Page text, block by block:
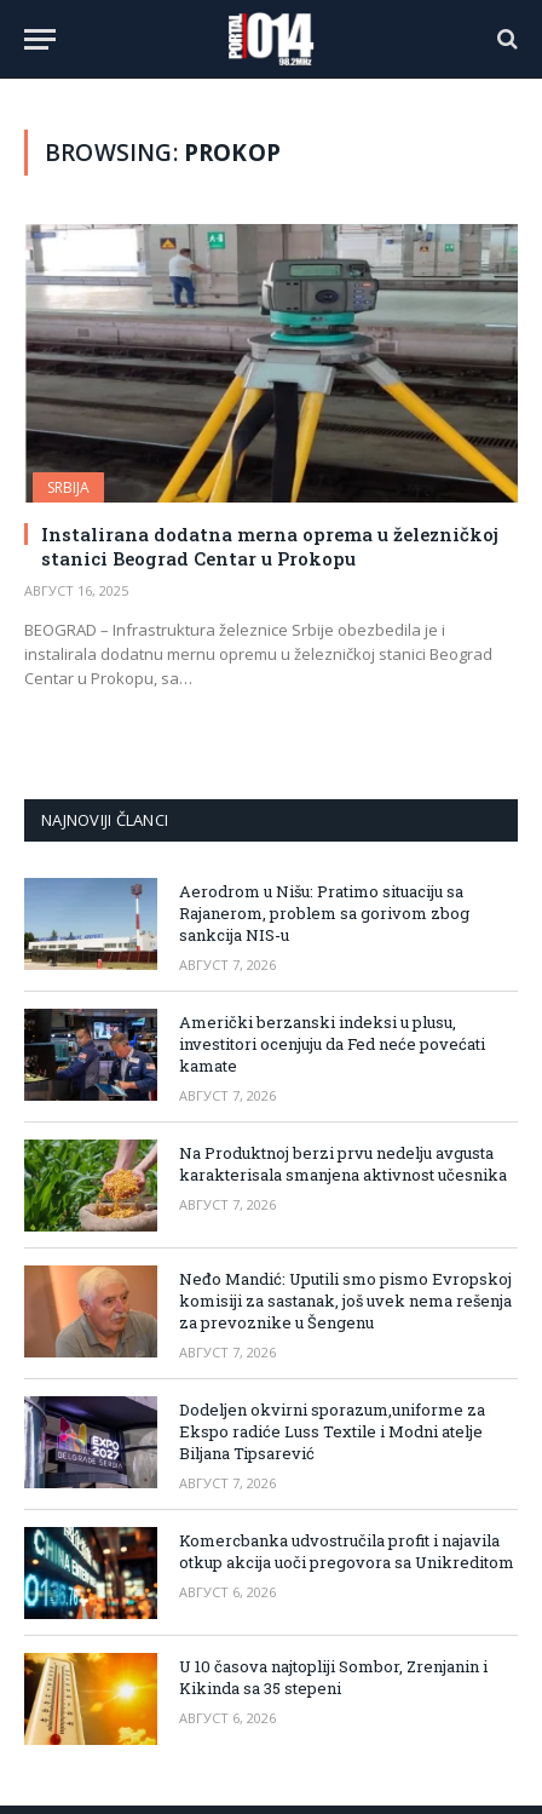
BROWSING: PROKOP
SRBIJA
Instalirana dodatna merna oprema u železničkoj
stanici Beograd Centar u Prokopu
АВГУСТ 16, 2025
BEOGRAD – Infrastruktura železnice Srbije obezbedila je i
instalirala dodatnu mernu opremu u železničkoj stanici Beograd
Centar u Prokopu, sa…
NAJNOVIJI ČLANCI
Aerodrom u Nišu: Pratimo situaciju sa
Rajanerom, problem sa gorivom zbog
sankcija NIS-u
АВГУСТ 7, 2026
Američki berzanski indeksi u plusu,
investitori ocenjuju da Fed neće povećati
kamate
АВГУСТ 7, 2026
Na Produktnoj berzi prvu nedelju avgusta
karakterisala smanjena aktivnost učesnika
АВГУСТ 7, 2026
Neđo Mandić: Uputili smo pismo Evropskoj
komisiji za sastanak, još uvek nema rešenja
za prevoznike u Šengenu
АВГУСТ 7, 2026
Dodeljen okvirni sporazum,uniforme za
Ekspo radiće Luss Textile i Modni atelje
Biljana Tipsarević
АВГУСТ 7, 2026
Komercbanka udvostručila profit i najavila
otkup akcija uoči pregovora sa Unikreditom
АВГУСТ 6, 2026
U 10 časova najtopliji Sombor, Zrenjanin i
Kikinda sa 35 stepeni
АВГУСТ 6, 2026